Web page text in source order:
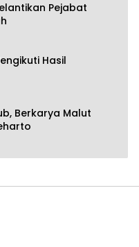
Pejabat
Hasil
Berkarya Malut